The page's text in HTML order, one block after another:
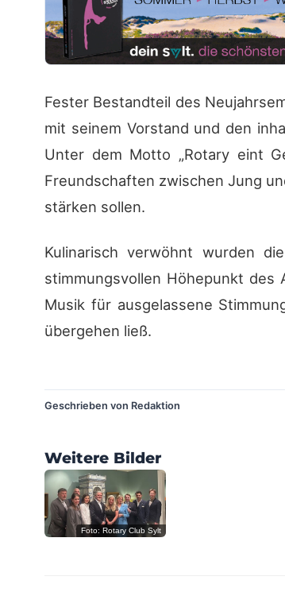
Fester Bestandteil des
mit seinem Vorstand und den
Unter dem Motto „Rotary eint
Freundschaften zwischen Jung
stärken sollen.
Kulinarisch verwöhnt wurden
stimmungsvollen Höhepunkt des
Musik für ausgelassene
übergehen ließ.
?
?
?
?
Geschrieben von Redaktion
Weitere Bilder
Foto: Rotary Club Sylt